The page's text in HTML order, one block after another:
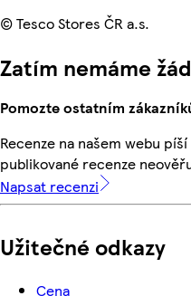
© Tesco Stores ČR a.s.
Zatím nemáme
Pomozte ostatním
Recenze na našem webu
publikované recenze
Napsat recenzi
Užitečné odkazy
Cena